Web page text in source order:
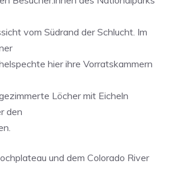
vom Südrand der Schlucht. Im
hier ihre Vorratskammern
Löcher mit Eicheln
den
und dem Colorado River